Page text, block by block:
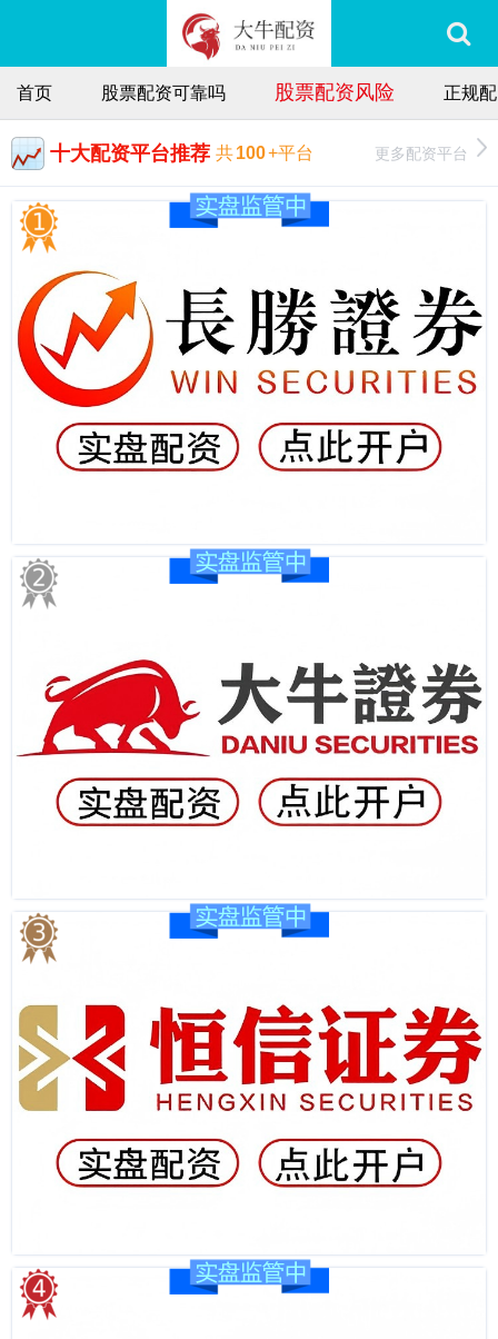
首页 股票配资可靠吗 股票配资风险 正规
十大配资平台推荐 共100+平台 更多配资平台